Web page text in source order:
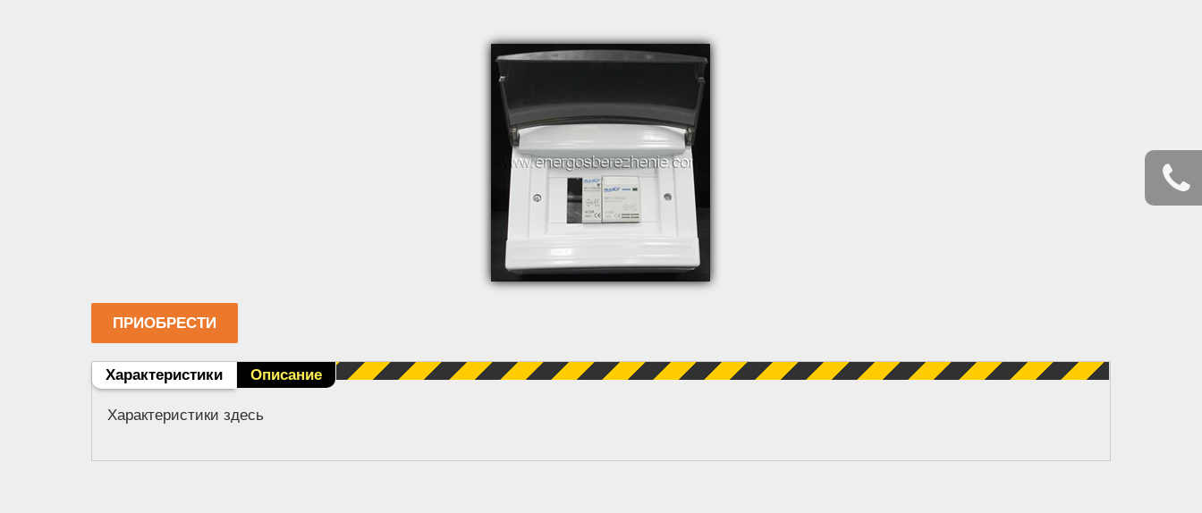
ПРИОБРЕСТИ
Вкладки
Характеристики (активная
вкладка)
Описание
Характеристики здесь